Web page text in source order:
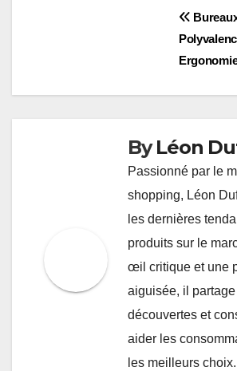
ByLéon
Passionné par le
shopping, Léon
les dernières
produits sur le
œil critique et une
aiguisée, il
découvertes et
aider les
les meilleurs choix.